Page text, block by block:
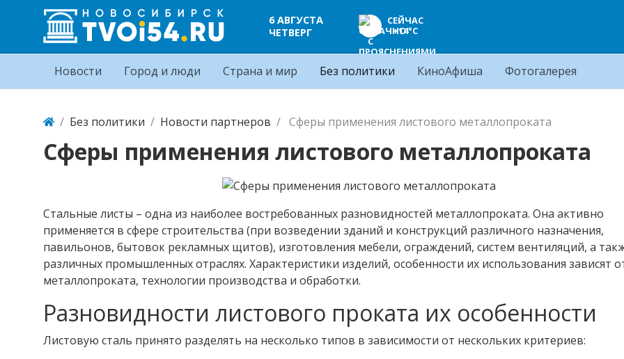
6 АВГУСТА
ЧЕТВЕРГ
СЕЙЧАС
+14°C
Новости Город и люди Страна и мир Без политики КиноАфиша Фотогалерея
Без политики Новости партнеров Сферы применения листового металлопроката
Сферы применения листового металлопроката
Стальные листы – одна из наиболее востребованных разновидностей металлопроката. Она активно
применяется в сфере строительства (при возведении зданий и конструкций различного назначения,
павильонов, бытовок рекламных щитов), изготовления мебели, ограждений, систем вентиляций, а
различных промышленных отраслях. Характеристики изделий, особенности их использования зависят
металлопроката, технологии производства и обработки.
Разновидности листового проката их особенности
Листовую сталь принято разделять на несколько типов в зависимости от нескольких критериев: